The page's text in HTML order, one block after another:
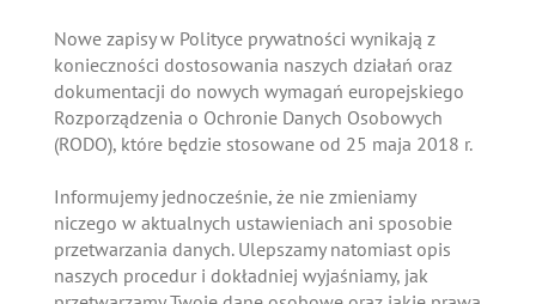
Nowe zapisy w Polityce prywatności wynikają z
konieczności dostosowania naszych działań oraz
dokumentacji do nowych wymagań europejskiego
Rozporządzenia o Ochronie Danych Osobowych
(RODO), które będzie stosowane od 25 maja 2018 r.
Informujemy jednocześnie, że nie zmieniamy
niczego w aktualnych ustawieniach ani sposobie
przetwarzania danych. Ulepszamy natomiast opis
naszych procedur i dokładniej wyjaśniamy, jak